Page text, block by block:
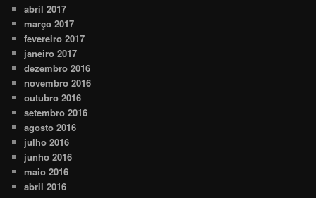
abril 2017
março 2017
fevereiro 2017
janeiro 2017
dezembro 2016
novembro 2016
outubro 2016
setembro 2016
agosto 2016
julho 2016
junho 2016
maio 2016
abril 2016